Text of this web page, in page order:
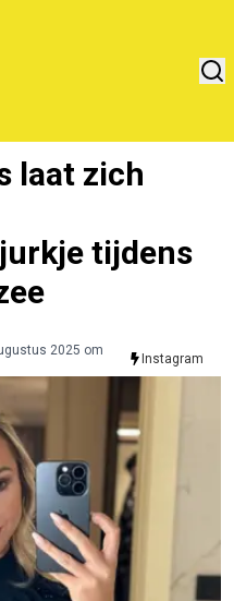
laat zich
tijdens
2025 om
Instagram